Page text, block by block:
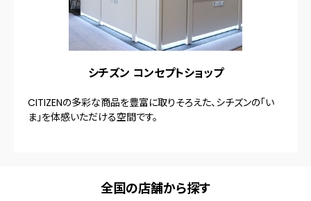
シチズン コンセプトショップ
CITIZENの多彩な商品を豊富に取りそろえた、シチズンの「い
ま」を体感いただける空間です。
全国の店舗から探す